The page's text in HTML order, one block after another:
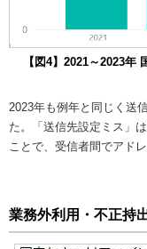
【図4】2021～2023年
2023年も例年と同じく送
た。「送信先設定ミス」
ことで、受信者間でアド
業務外利用・不正持